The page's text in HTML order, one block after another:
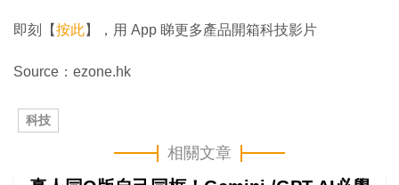
即刻【按此】，用 App 睇更多產品開箱科技影片
Source：ezone.hk
科技
相關文章